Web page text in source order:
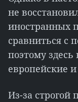
не
иностранных
сравниться с
поэтому
европейские
Из-за строгой